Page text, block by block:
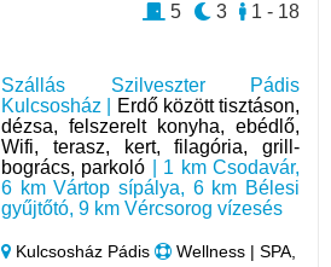
Szállás Szilveszter Pádis
Kulcsosház |
Erdő között tisztáson,
dézsa, felszerelt konyha, ebédlő,
Wifi, terasz, kert, filagória, grill-
bogrács, parkoló | 1 km Csodavár,
6 km Vártop sípálya, 6 km Bélesi
gyűjtőtó, 9 km Vércsorog vízesés
Kulcsosház Pádis
Wellness | SPA,
1 - 18
3
5